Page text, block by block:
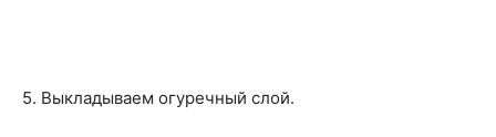
5. Выкладываем огуречный слой.